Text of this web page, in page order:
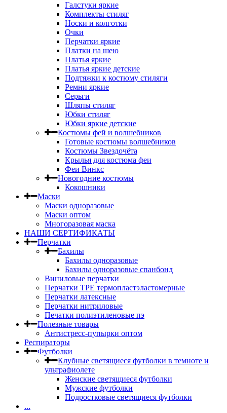
Галстуки яркие
Комплекты стиляг
Носки и колготки
Очки
Перчатки яркие
Платки на шею
Платья яркие
Платья яркие детские
Подтяжки к костюму стиляги
Ремни яркие
Серьги
Шляпы стиляг
Юбки стиляг
Юбки яркие детские
Костюмы фей и волшебников
Готовые костюмы волшебников
Костюмы Звездочёта
Крылья для костюма феи
Феи Винкс
Новогодние костюмы
Кокошники
Маски
Маски одноразовые
Маски оптом
Многоразовая маска
НАШИ СЕРТИФИКАТЫ
Перчатки
Бахилы
Бахилы одноразовые
Бахилы одноразовые спанбонд
Виниловые перчатки
Перчатки TPE термопластэластомерные
Перчатки латексные
Перчатки нитриловые
Печатки полиэтиленовые пэ
Полезные товары
Антистресс-пупырки оптом
Респираторы
Футболки
Клубные светящиеся футболки в темноте и
ультрафиолете
Женские светящиеся футболки
Мужские футболки
Подростковые светящиеся футболки
...